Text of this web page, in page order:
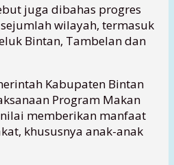
juga dibahas progres
wilayah, termasuk
Bintan, Tambelan dan
Kabupaten Bintan
Program Makan
memberikan manfaat
khususnya anak-anak